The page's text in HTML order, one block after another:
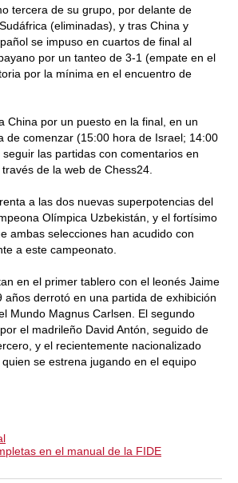
tercera de su grupo, por delante de
(eliminadas), y tras China y
se impuso en cuartos de final al
por un tanteo de 3-1 (empate en el
por la mínima en el encuentro de
China por un puesto en la final, en un
de comenzar (15:00 hora de Israel; 14:00
las partidas con comentarios en
de la web de Chess24.
a las dos nuevas superpotencias del
Olímpica Uzbekistán, y el fortísimo
ambas selecciones han acudido con
a este campeonato.
en el primer tablero con el leonés Jaime
años derrotó en una partida de exhibición
Mundo Magnus Carlsen. El segundo
el madrileño David Antón, seguido de
y el recientemente nacionalizado
se estrena jugando en el equipo
en el manual de la FIDE